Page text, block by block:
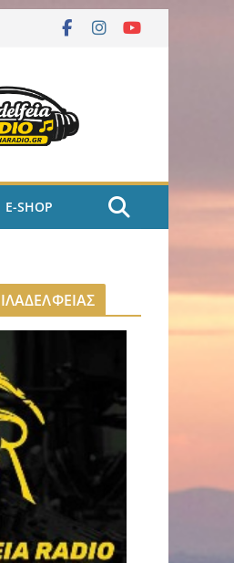
E-SHOP